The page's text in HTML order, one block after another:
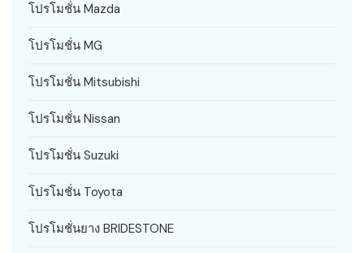
โปรโมชั่น Mazda
โปรโมชั่น MG
โปรโมชั่น Mitsubishi
โปรโมชั่น Nissan
โปรโมชั่น Suzuki
โปรโมชั่น Toyota
โปรโมชั่นยาง BRIDESTONE